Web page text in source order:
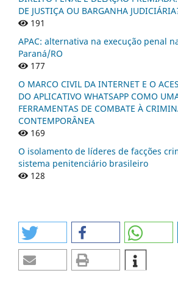
DE JUSTIÇA OU BARGANHA
191
APAC: alternativa na execução penal
Paraná/RO
177
O MARCO CIVIL DA INTERNET E O
DO APLICATIVO WHATSAPP COMO
FERRAMENTAS DE COMBATE À
CONTEMPORÂNEA
169
O isolamento de líderes de facções
sistema penitenciário brasileiro
128